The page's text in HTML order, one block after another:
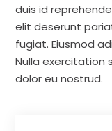
duis id
elit deserunt
fugiat. Eiusmod
Nulla exercitation
dolor eu nostrud.